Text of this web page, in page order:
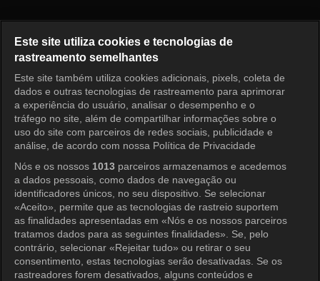
Entrar
Este site utiliza cookies e tecnologias de
rastreamento semelhantes
Este site também utiliza cookies adicionais, pixels, coleta de
dados e outras tecnologias de rastreamento para aprimorar
a experiência do usuário, analisar o desempenho e o
tráfego no site, além de compartilhar informações sobre o
uso do site com parceiros de redes sociais, publicidade e
análise, de acordo com nossa Política de Privacidade
Nós e os nossos 1013 parceiros armazenamos e acedemos
a dados pessoais, como dados de navegação ou
identificadores únicos, no seu dispositivo. Se selecionar
«Aceito», permite que as tecnologias de rastreio suportem
as finalidades apresentadas em «Nós e os nossos parceiros
tratamos dados para as seguintes finalidades». Se, pelo
contrário, selecionar «Rejeitar tudo» ou retirar o seu
consentimento, estas tecnologias serão desativadas. Se os
rastreadores forem desativados, alguns conteúdos e